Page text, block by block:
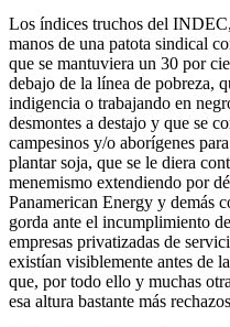
Los índices truchos del
manos de una patota sindical
que se mantuviera un 30 por
debajo de la línea de pobreza,
indigencia o trabajando en
desmontes a destajo y que se
campesinos y/o aborígenes
plantar soja, que se le diera
menemismo extendiendo por
Panamerican Energy y demás
gorda ante el incumplimiento
empresas privatizadas de
existían visiblemente antes de
que, por todo ello y muchas
esa altura bastante más